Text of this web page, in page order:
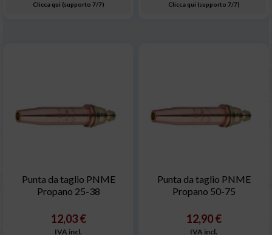
Clicca qui (supporto 7/7)
Clicca qui (supporto 7/7)
Punta da taglio PNME
Propano 25-38
12,03 €
IVA incl.
Punta da taglio PNME
Propano 50-75
12,90 €
IVA incl.